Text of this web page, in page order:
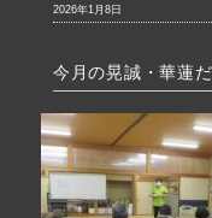
2026年1月8日
今月の晃誠・華蓮